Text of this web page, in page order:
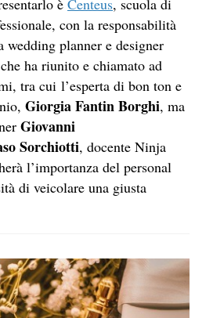
con la responsabilità
wedding planner e designer
ha riunito e chiamato ad
tra cui l’esperta di bon ton e
Giorgia Fantin Borghi, ma
Giovanni
Sorchiotti, docente Ninja
l’importanza del personal
di veicolare una giusta